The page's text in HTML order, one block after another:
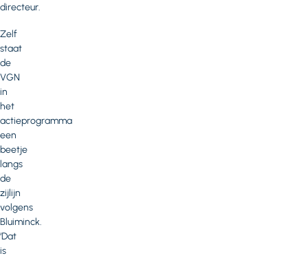
directeur.
Zelf
staat
de
VGN
in
het
actieprogramma
een
beetje
langs
de
zijlijn
volgens
Bluiminck.
‘Dat
is